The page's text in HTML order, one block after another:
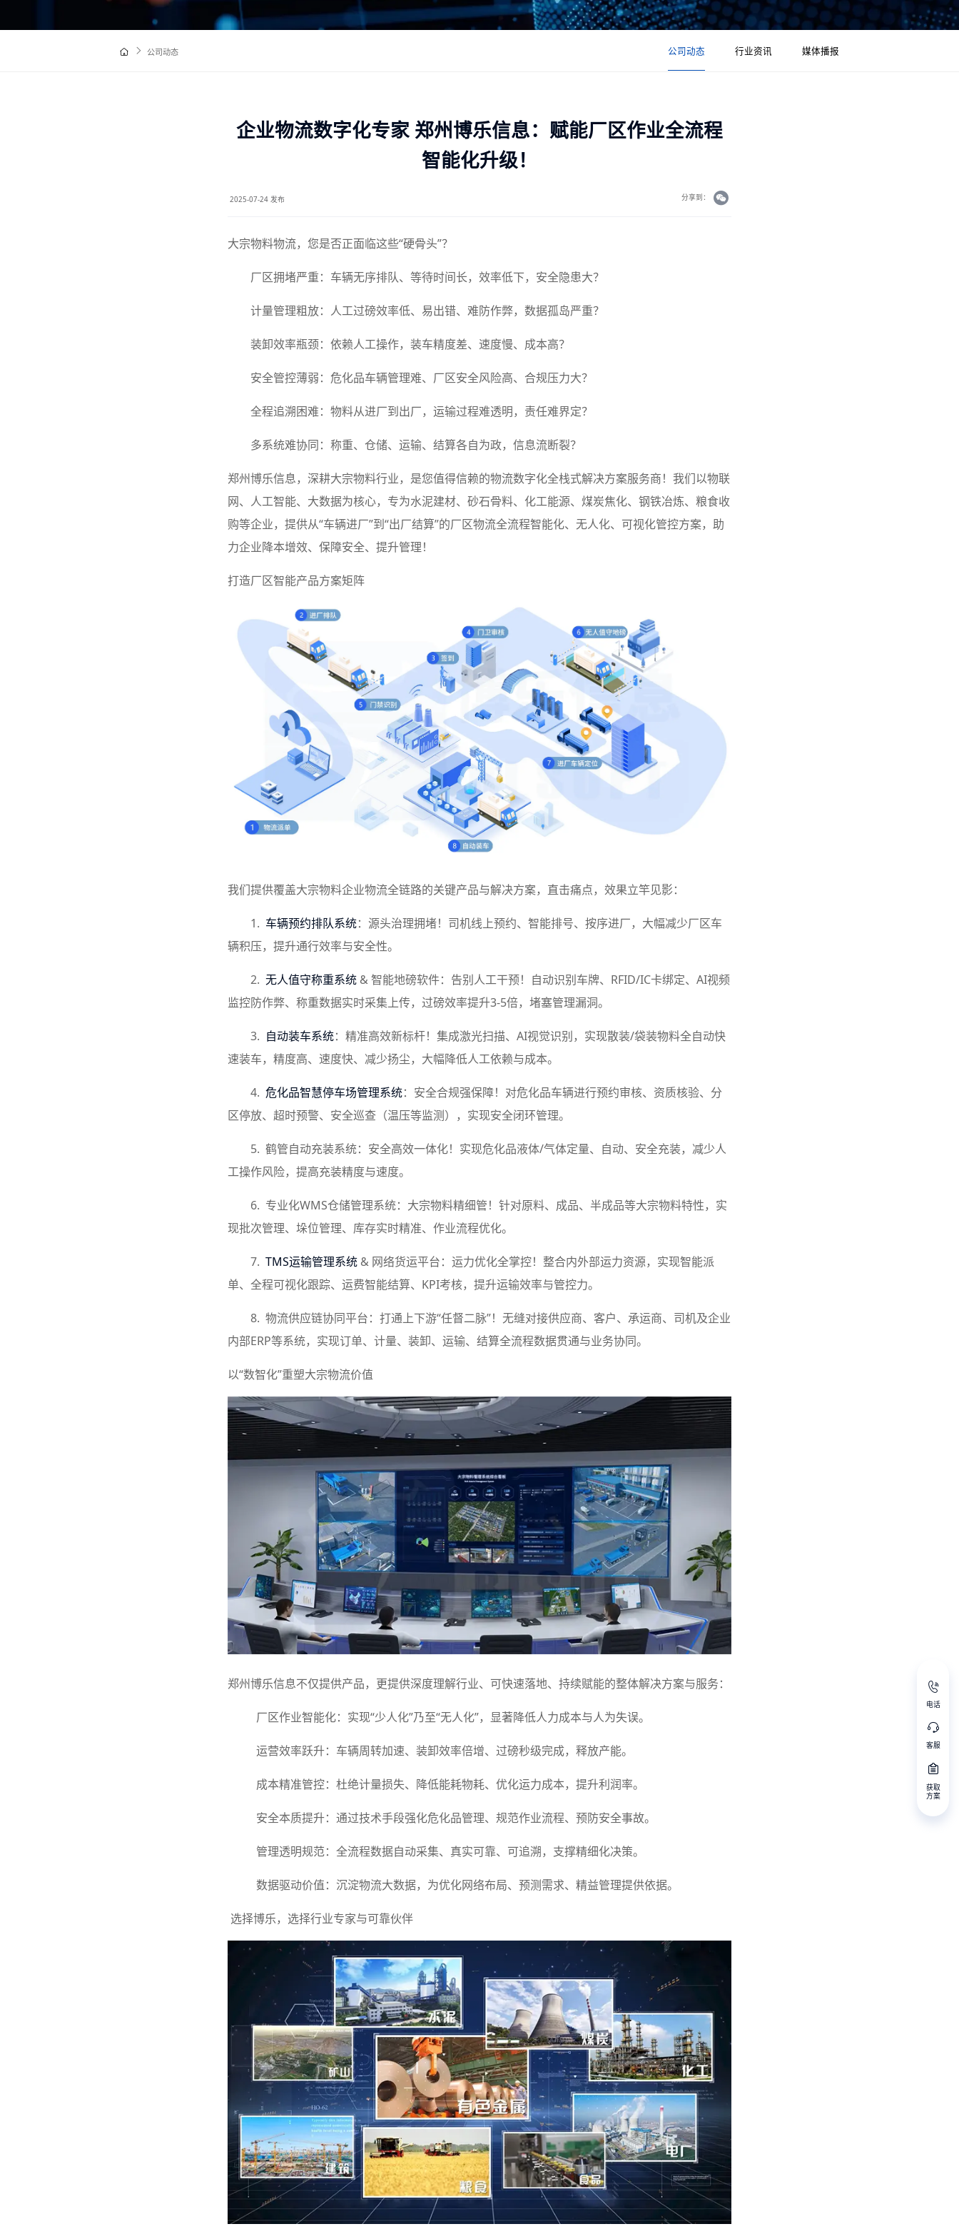
公司动态 公司动态 行业资讯 媒体播报
企业物流数字化专家 郑州博乐信息：赋能厂区作业全流程
智能化升级！
2025-07-24 发布 分享到：
大宗物料物流，您是否正面临这些“硬骨头”？
厂区拥堵严重：车辆无序排队、等待时间长，效率低下，安全隐患大？
计量管理粗放：人工过磅效率低、易出错、难防作弊，数据孤岛严重？
装卸效率瓶颈：依赖人工操作，装车精度差、速度慢、成本高？
安全管控薄弱：危化品车辆管理难、厂区安全风险高、合规压力大？
全程追溯困难：物料从进厂到出厂，运输过程难透明，责任难界定？
多系统难协同：称重、仓储、运输、结算各自为政，信息流断裂？
郑州博乐信息，深耕大宗物料行业，是您值得信赖的物流数字化全栈式解决方案服务商！我们以物联
网、人工智能、大数据为核心，专为水泥建材、砂石骨料、化工能源、煤炭焦化、钢铁冶炼、粮食收
购等企业，提供从“车辆进厂”到“出厂结算”的厂区物流全流程智能化、无人化、可视化管控方案，助
力企业降本增效、保障安全、提升管理！
打造厂区智能产品方案矩阵
我们提供覆盖大宗物料企业物流全链路的关键产品与解决方案，直击痛点，效果立竿见影：
1. 车辆预约排队系统：源头治理拥堵！司机线上预约、智能排号、按序进厂，大幅减少厂区车
辆积压，提升通行效率与安全性。
2.无人值守称重系统 & 智能地磅软件：告别人工干预！自动识别车牌、RFID/IC卡绑定、AI视频
监控防作弊、称重数据实时采集上传，过磅效率提升3-5倍，堵塞管理漏洞。
3. 自动装车系统：精准高效新标杆！集成激光扫描、AI视觉识别，实现散装/袋装物料全自动快
速装车，精度高、速度快、减少扬尘，大幅降低人工依赖与成本。
4.危化品智慧停车场管理系统：安全合规强保障！对危化品车辆进行预约审核、资质核验、分
区停放、超时预警、安全巡查（温压等监测），实现安全闭环管理。
5. 鹤管自动充装系统：安全高效一体化！实现危化品液体/气体定量、自动、安全充装，减少人
工操作风险，提高充装精度与速度。
6. 专业化WMS仓储管理系统：大宗物料精细管！针对原料、成品、半成品等大宗物料特性，实
现批次管理、垛位管理、库存实时精准、作业流程优化。
7.TMS运输管理系统 & 网络货运平台：运力优化全掌控！整合内外部运力资源，实现智能派
单、全程可视化跟踪、运费智能结算、KPI考核，提升运输效率与管控力。
8. 物流供应链协同平台：打通上下游“任督二脉”！无缝对接供应商、客户、承运商、司机及企业
内部ERP等系统，实现订单、计量、装卸、运输、结算全流程数据贯通与业务协同。
以“数智化”重塑大宗物流价值
郑州博乐信息不仅提供产品，更提供深度理解行业、可快速落地、持续赋能的整体解决方案与服务：
厂区作业智能化：实现“少人化”乃至“无人化”，显著降低人力成本与人为失误。
运营效率跃升：车辆周转加速、装卸效率倍增、过磅秒级完成，释放产能。
成本精准管控：杜绝计量损失、降低能耗物耗、优化运力成本，提升利润率。
安全本质提升：通过技术手段强化危化品管理、规范作业流程、预防安全事故。
管理透明规范：全流程数据自动采集、真实可靠、可追溯，支撑精细化决策。
数据驱动价值：沉淀物流大数据，为优化网络布局、预测需求、精益管理提供依据。
选择博乐，选择行业专家与可靠伙伴
电话
客服
获取
方案